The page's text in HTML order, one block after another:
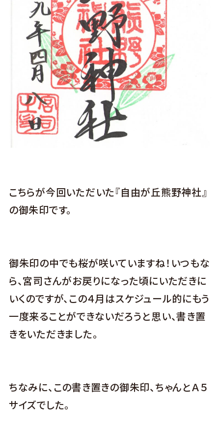
こちらが今回いただいた『自由が丘熊野神社』
の御朱印です。
御朱印の中でも桜が咲いていますね！いつもな
ら、宮司さんがお戻りになった頃にいただきに
いくのですが、この４月はスケジュール的にもう
一度来ることができないだろうと思い、書き置
きをいただきました。
ちなみに、この書き置きの御朱印、ちゃんとＡ５
サイズでした。